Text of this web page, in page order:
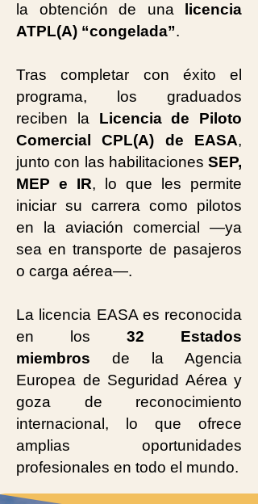
la obtención de una
licencia
ATPL(A) “congelada”.
Tras completar con éxito el
programa, los graduados
reciben la Licencia de Piloto
Comercial CPL(A) de EASA,
junto con las habilitaciones SEP,
MEP e IR, lo que les permite
iniciar su carrera como pilotos
en la aviación comercial —ya
sea en transporte de pasajeros
o carga aérea—.
La licencia EASA es reconocida
en los 32 Estados
miembros de la Agencia
Europea de Seguridad Aérea y
goza de reconocimiento
internacional, lo que ofrece
amplias oportunidades
profesionales en todo el mundo.